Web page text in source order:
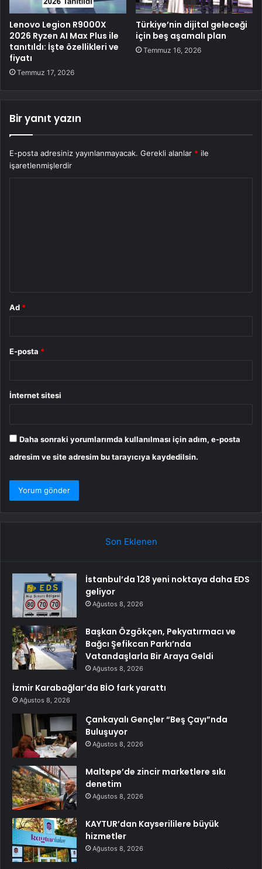
Lenovo Legion R9000X
2026 Ryzen AI Max Plus ile
tanıtıldı: İşte özellikleri ve
fiyatı
Temmuz 17, 2026
Türkiye’nin dijital geleceği
için beş aşamalı plan
Temmuz 16, 2026
Bir yanıt yazın
E-posta adresiniz yayınlanmayacak. Gerekli alanlar * ile
işaretlenmişlerdir
Ad *
E-posta *
İnternet sitesi
Daha sonraki yorumlarımda kullanılması için adım, e-posta
adresim ve site adresim bu tarayıcıya kaydedilsin.
Son Eklenen
İstanbul’da 128 yeni noktaya daha EDS
geliyor
Ağustos 8, 2026
Başkan Özgökçen, Pekyatırmacı ve
Bağcı Şefikcan Parkı’nda
Vatandaşlarla Bir Araya Geldi
Ağustos 8, 2026
İzmir Karabağlar’da BİO fark yarattı
Ağustos 8, 2026
Çankayalı Gençler “Beş Çayı”nda
Buluşuyor
Ağustos 8, 2026
Maltepe’de zincir marketlere sıkı
denetim
Ağustos 8, 2026
KAYTUR’dan Kayserililere büyük
hizmetler
Ağustos 8, 2026